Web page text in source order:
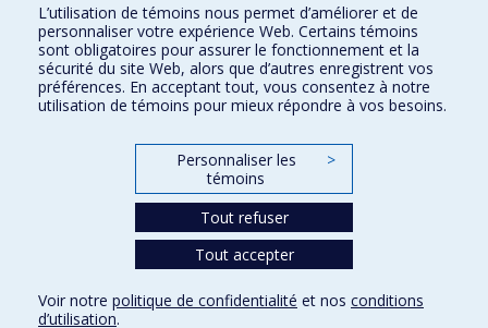
Plan du site
Signaler une erreur
Accessibilité
FACULTÉ DES ARTS ET DES SCIENCES
Nos départements et écoles
Conditions d’utilisation
L’utilisation de témoins nous permet d’améliorer et de
personnaliser votre expérience Web. Certains témoins
sont obligatoires pour assurer le fonctionnement et la
sécurité du site Web, alors que d’autres enregistrent vos
préférences. En acceptant tout, vous consentez à notre
utilisation de témoins pour mieux répondre à vos besoins.
Personnaliser les
témoins
>
Tout refuser
Tout accepter
Voir notre politique de confidentialité et nos conditions
d’utilisation.